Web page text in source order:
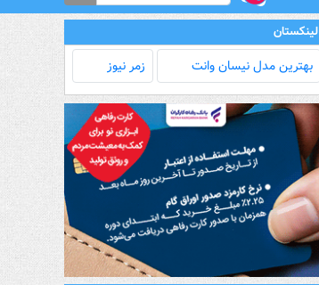
لینکستان
بهترین مدل‌ نیسان وانت زمر نیوز